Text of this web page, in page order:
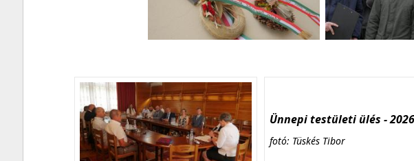
Ünnepi testületi ülés -
fotó: Tüskés Tibor